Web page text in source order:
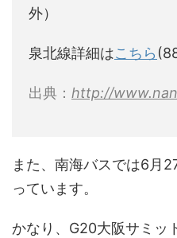
外）
泉北線詳細はこちら
出典： http://
また、南海バスでは6月
っています。
かなり、G20大阪サミッ